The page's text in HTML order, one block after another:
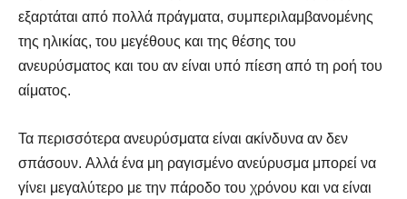
εξαρτάται από πολλά πράγματα, συμπεριλαμβανομένης
της ηλικίας, του μεγέθους και της θέσης του
ανευρύσματος και του αν είναι υπό πίεση από τη ροή του
αίματος.
Τα περισσότερα ανευρύσματα είναι ακίνδυνα αν δεν
σπάσουν. Αλλά ένα μη ραγισμένο ανεύρυσμα μπορεί να
γίνει μεγαλύτερο με την πάροδο του χρόνου και να είναι